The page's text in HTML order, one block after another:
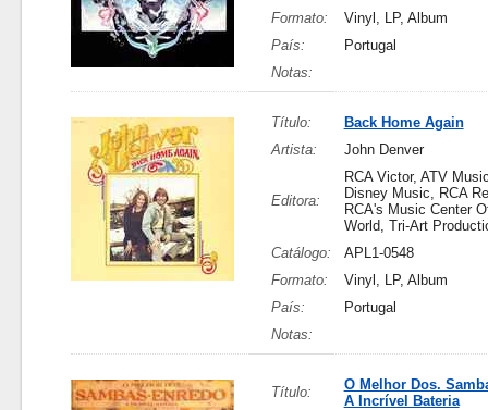
Formato:
Vinyl, LP, Album
País:
Portugal
Notas:
Título:
Back Home Again
Artista:
John Denver
Editora:
RCA Victor, ATV
Disney Music, RCA
RCA's Music Center
World, Tri-Art
Catálogo:
APL1-0548
Formato:
Vinyl, LP, Album
País:
Portugal
Notas:
Título:
O Melhor Dos.
A Incrível Bateria